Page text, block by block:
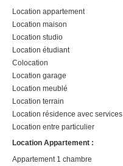
Location appartement
Location maison
Location studio
Location étudiant
Colocation
Location garage
Location meublé
Location terrain
Location résidence avec services
Location entre particulier
Location Appartement :
Appartement 1 chambre